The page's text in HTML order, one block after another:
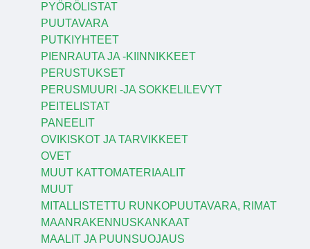
PYÖRÖLISTAT
PUUTAVARA
PUTKIYHTEET
PIENRAUTA JA -KIINNIKKEET
PERUSTUKSET
PERUSMUURI -JA SOKKELILEVYT
PEITELISTAT
PANEELIT
OVIKISKOT JA TARVIKKEET
OVET
MUUT KATTOMATERIAALIT
MUUT
MITALLISTETTU RUNKOPUUTAVARA, RIMAT
MAANRAKENNUSKANKAAT
MAALIT JA PUUNSUOJAUS